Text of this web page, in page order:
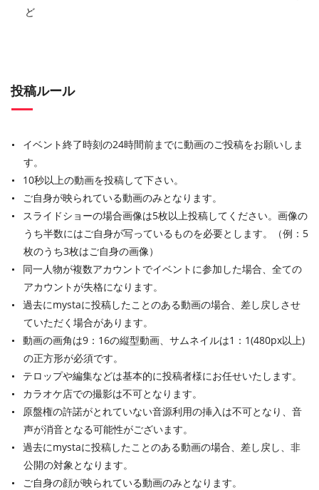
ど
投稿ルール
イベント終了時刻の24時間前までに動画のご投稿をお願いしま
す。
10秒以上の動画を投稿して下さい。
ご自身が映られている動画のみとなります。
スライドショーの場合画像は5枚以上投稿してください。画像の
うち半数にはご自身が写っているものを必要とします。（例：5
枚のうち3枚はご自身の画像）
同一人物が複数アカウントでイベントに参加した場合、全ての
アカウントが失格になります。
過去にmystaに投稿したことのある動画の場合、差し戻しさせ
ていただく場合があります。
動画の画角は9：16の縦型動画、サムネイルは1：1(480px以上)
の正方形が必須です。
テロップや編集などは基本的に投稿者様にお任せいたします。
カラオケ店での撮影は不可となります。
原盤権の許諾がとれていない音源利用の挿入は不可となり、音
声が消音となる可能性がございます。
過去にmystaに投稿したことのある動画の場合、差し戻し、非
公開の対象となります。
ご自身の顔が映られている動画のみとなります。